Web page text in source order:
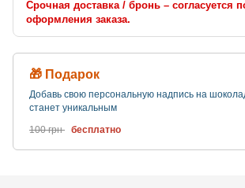
Срочная доставка / бронь – согласуется
оформления заказа.
🎁 Подарок
Добавь свою персональную надпись на
станет уникальным
100 грн бесплатно